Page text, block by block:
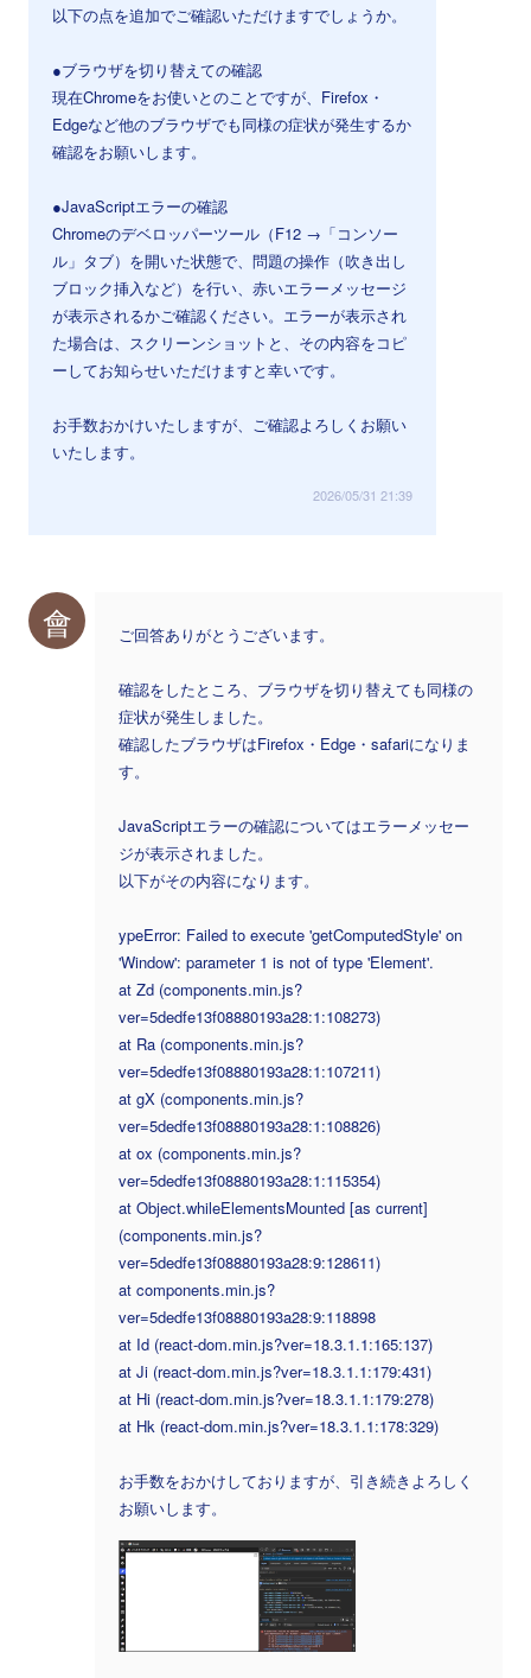
以下の点を追加でご確認いただけますでしょうか。
●ブラウザを切り替えての確認
現在Chromeをお使いとのことですが、Firefox・
Edgeなど他のブラウザでも同様の症状が発生するか
確認をお願いします。
●JavaScriptエラーの確認
Chromeのデベロッパーツール（F12 →「コンソー
ル」タブ）を開いた状態で、問題の操作（吹き出し
ブロック挿入など）を行い、赤いエラーメッセージ
が表示されるかご確認ください。エラーが表示され
た場合は、スクリーンショットと、その内容をコピ
ーしてお知らせいただけますと幸いです。
お手数おかけいたしますが、ご確認よろしくお願い
いたします。
2026/05/31 21:39
會 ご回答ありがとうございます。
確認をしたところ、ブラウザを切り替えても同様の
症状が発生しました。
確認したブラウザはFirefox・Edge・safariになりま
す。
JavaScriptエラーの確認についてはエラーメッセー
ジが表示されました。
以下がその内容になります。
ypeError: Failed to execute 'getComputedStyle' on
'Window': parameter 1 is not of type 'Element'.
at Zd (components.min.js?
ver=5dedfe13f08880193a28:1:108273)
at Ra (components.min.js?
ver=5dedfe13f08880193a28:1:107211)
at gX (components.min.js?
ver=5dedfe13f08880193a28:1:108826)
at ox (components.min.js?
ver=5dedfe13f08880193a28:1:115354)
at Object.whileElementsMounted [as current]
(components.min.js?
ver=5dedfe13f08880193a28:9:128611)
at components.min.js?
ver=5dedfe13f08880193a28:9:118898
at Id (react-dom.min.js?ver=18.3.1.1:165:137)
at Ji (react-dom.min.js?ver=18.3.1.1:179:431)
at Hi (react-dom.min.js?ver=18.3.1.1:179:278)
at Hk (react-dom.min.js?ver=18.3.1.1:178:329)
お手数をおかけしておりますが、引き続きよろしく
お願いします。